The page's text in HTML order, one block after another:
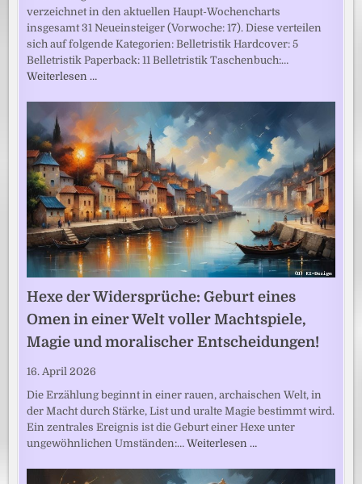
verzeichnet in den aktuellen Haupt-Wochencharts
insgesamt 31 Neueinsteiger (Vorwoche: 17). Diese verteilen
sich auf folgende Kategorien: Belletristik Hardcover: 5
Belletristik Paperback: 11 Belletristik Taschenbuch:…
Weiterlesen …
Hexe der Widersprüche: Geburt eines
Omen in einer Welt voller Machtspiele,
Magie und moralischer Entscheidungen!
16. April 2026
Die Erzählung beginnt in einer rauen, archaischen Welt, in
der Macht durch Stärke, List und uralte Magie bestimmt wird.
Ein zentrales Ereignis ist die Geburt einer Hexe unter
ungewöhnlichen Umständen:…Weiterlesen …